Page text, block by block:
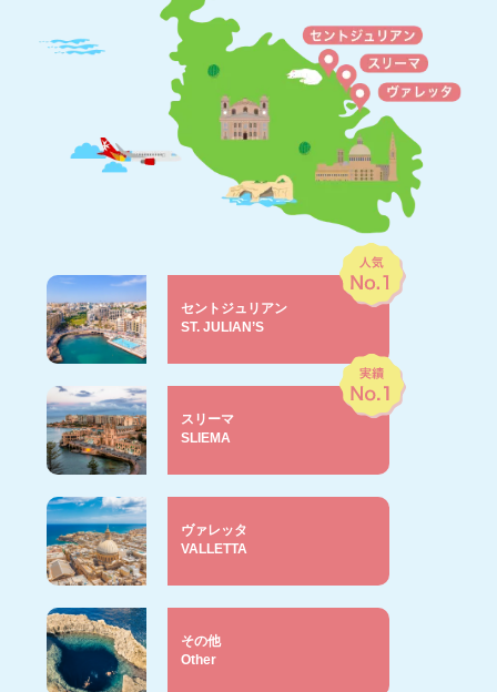
セントジュリアン
ST. JULIAN’S
スリーマ
SLIEMA
ヴァレッタ
VALLETTA
その他
Other